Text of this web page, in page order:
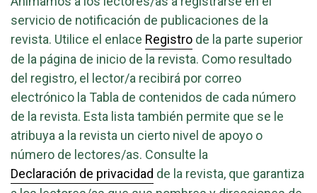
servicio de notificación de publicaciones de la
revista. Utilice el enlace Registro de la parte superior
de la página de inicio de la revista. Como resultado
del registro, el lector/a recibirá por correo
electrónico la Tabla de contenidos de cada número
de la revista. Esta lista también permite que se le
atribuya a la revista un cierto nivel de apoyo o
número de lectores/as. Consulte la
Declaración de privacidad de la revista, que garantiza